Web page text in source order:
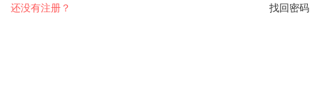
找回密码
还没有注册？